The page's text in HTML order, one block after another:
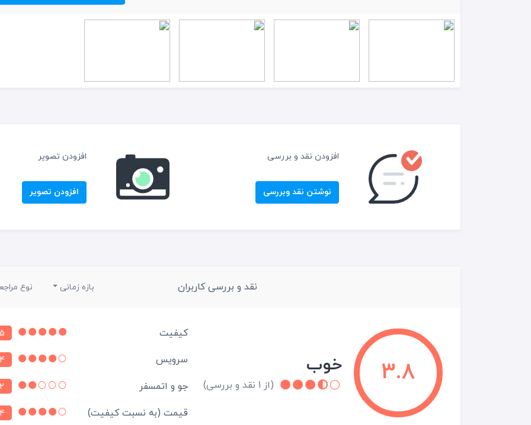
افزودن نقد و بررسی
نوشتن نقد وبررسی
افزودن تصویر
افزودن تصویر
نقد و بررسی کاربران بازه زمانی نوع
3.8 خوب
(از 1 نقد و بررسی)
کیفیت
سرویس
جو و اتمسفر 2
قیمت (به نسبت کیفیت)